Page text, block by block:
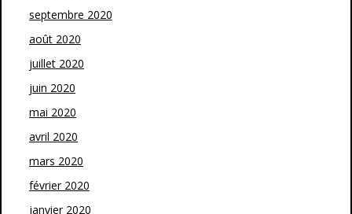
septembre 2020
août 2020
juillet 2020
juin 2020
mai 2020
avril 2020
mars 2020
février 2020
janvier 2020